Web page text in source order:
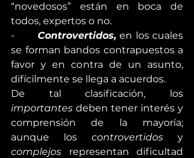
“novedosos” están en boca de
todos, expertos o no.
- Controvertidos, en los cuales
se forman bandos contrapuestos a
favor y en contra de un asunto,
difícilmente se llega a acuerdos.
importantes deben tener interés y
comprensión de la mayoría;
aunque los controvertidos
complejos representan dificultad